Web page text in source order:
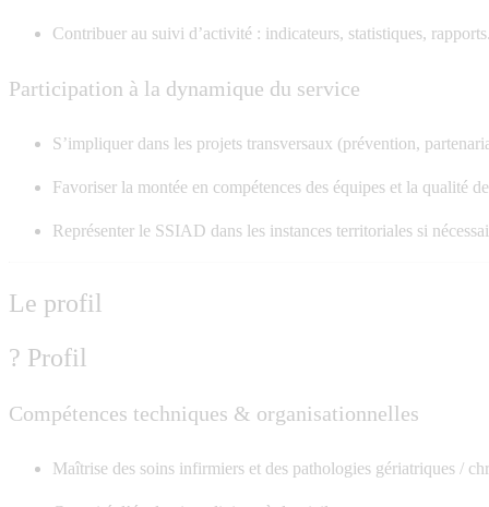
Contribuer au suivi d’activité : indicateurs, statistiques, rapports.
Participation à la dynamique du service
S’impliquer dans les projets transversaux (prévention,
Favoriser la montée en compétences des équipes et la qualité
Représenter le SSIAD dans les instances territoriales si
Le profil
? Profil
Compétences techniques & organisationnelles
Maîtrise des soins infirmiers et des pathologies gériatriques /